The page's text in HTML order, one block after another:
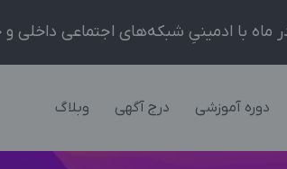
دوره آموزشی درج آگهی وبلاگ